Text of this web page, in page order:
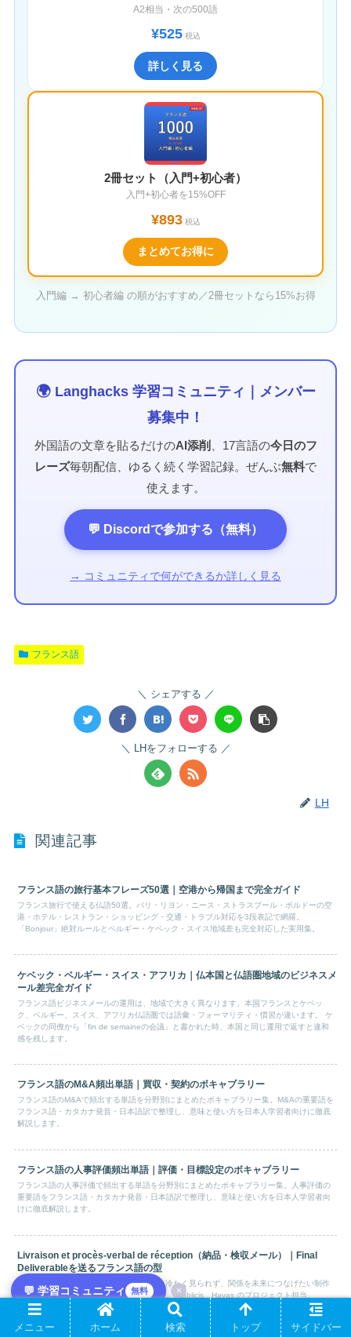
A2相当・次の500語
¥525税込
詳しく見る
2冊セット（入門+初心者）
入門+初心者を15%OFF
¥893税込
まとめてお得に
入門編 → 初心者編 の順がおすすめ／2冊セットなら15%お得
🌍 Langhacks 学習コミュニティ｜メンバー
募集中！
外国語の文章を貼るだけのAI添削 、17言語の今日のフ
レーズ毎朝配信、ゆるく続く学習記録。ぜんぶ無料で
使えます。
💬 Discordで参加する（無料）
→ コミュニティで何ができるか詳しく見る
💬 学習コミュニティ 無料 ×
フランス語
シェアする
LHをフォローする
LH
関連記事
フランス語の旅行基本フレーズ50選｜空港から帰国まで完全ガイド
フランス旅行で使える仏語50選。パリ・リヨン・ニース・ストラスブール・ボルドーの空
港・ホテル・レストラン・ショッピング・交通・トラブル対応を3段表記で網羅。
「Bonjour」絶対ルールとベルギー・ケベック・スイス地域差も完全対応した実用集。
ケベック・ベルギー・スイス・アフリカ｜仏本国と仏語圏地域のビジネスメ
ール差完全ガイド
フランス語ビジネスメールの運用は、地域で大きく異なります。本国フランスとケベッ
ク、ベルギー、スイス、アフリカ仏語圏では語彙・フォーマリティ・慣習が違います。 ケ
ベックの同僚から「fin de semaineの会議」と書かれた時、本国と同じ運用で返すと違和
感を残します。
フランス語のM&A頻出単語｜買収・契約のボキャブラリー
フランス語のM&Aで頻出する単語を分野別にまとめたボキャブラリー集。M&Aの重要語を
フランス語・カタカナ発音・日本語訳で整理し、意味と使い方を日本人学習者向けに徹底
解説します。
フランス語の人事評価頻出単語｜評価・目標設定のボキャブラリー
フランス語の人事評価で頻出する単語を分野別にまとめたボキャブラリー集。人事評価の
重要語をフランス語・カタカナ発音・日本語訳で整理し、意味と使い方を日本人学習者向
けに徹底解説します。
Livraison et procès-verbal de réception（納品・検収メール）｜Final
Deliverableを送るフランス語の型
Livrable を送る時、「これで終わり？」と冷たく見られず、関係を未来につなげたい制作
会社・コンサル・フリーランスは多いです。 Publicis、Havas のプロジェクト担当、
Dassault Systèmes のエンジニア。
メニュー ホーム 検索 トップ サイドバー